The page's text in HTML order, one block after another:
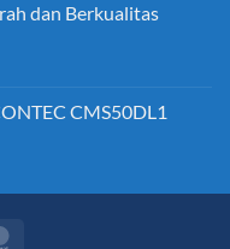
dan Berkualitas
CMS50DL1